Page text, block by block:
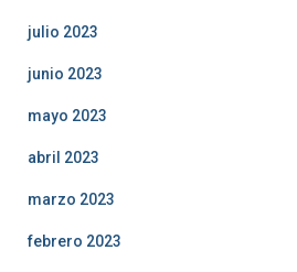
julio 2023
junio 2023
mayo 2023
abril 2023
marzo 2023
febrero 2023